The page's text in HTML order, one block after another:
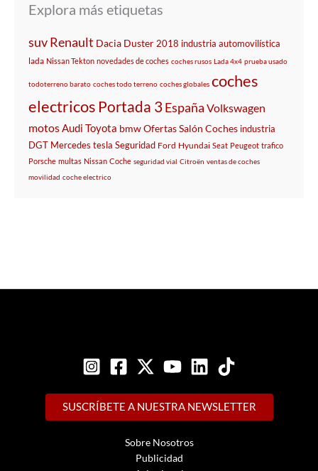
Explora más etiquetas
suvRenault Dacia Duster 2018 industria automovilística
lada Nissan Tekton novedades de coches coches rusos Lada 4x4 prueba usado
todoterreno barato coches todo terreno coches globales coches
electricos Portada 3España Volkswagen
motosAudi Toyota bmwOfertasSalón Coches industria
DGT Mercedes tesla Seguridad Ford Hyundai Seat Peugeot trafico
Porsche multas Nissan Coche seguridad vial Citroën ventas de coches
movilidad coche electrico
SUSCRÍBETE A NUESTRA NEWSLETTER
Sobre Nosotros
Publicidad